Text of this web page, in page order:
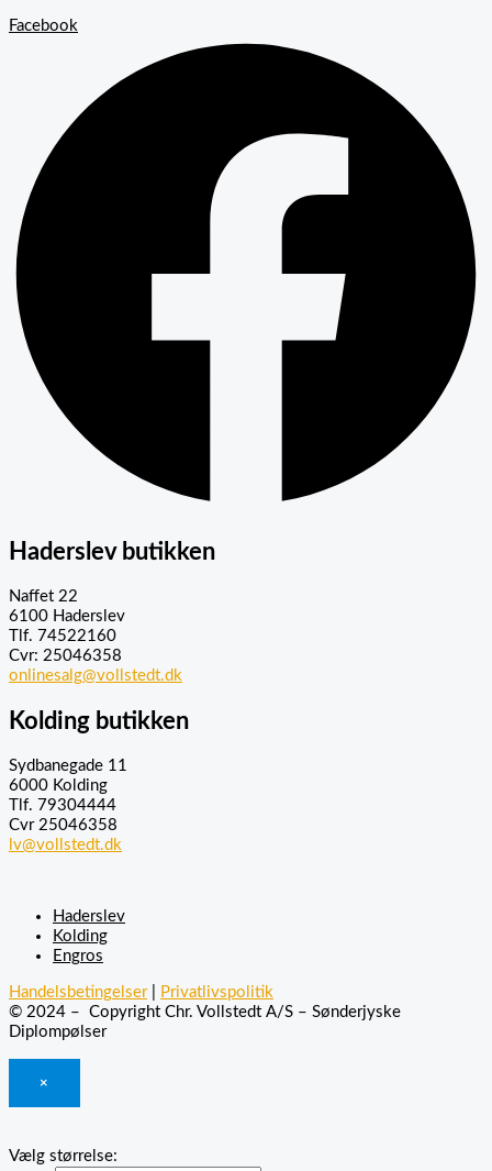
Facebook
Haderslev butikken
Naffet 22
6100 Haderslev
Tlf. 74522160
Cvr: 25046358
onlinesalg@vollstedt.dk
Kolding butikken
Sydbanegade 11
6000 Kolding
Tlf. 79304444
Cvr 25046358
lv@vollstedt.dk
Haderslev
Kolding
Engros
Handelsbetingelser|
Privatlivspolitik
© 2024 – Copyright Chr. Vollstedt A/S – Sønderjyske
Diplompølser
×
Vælg størrelse: